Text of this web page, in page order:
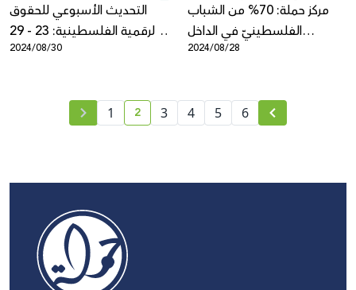
التحديث الأسبوعي للحقوق
الرقمية الفلسطينية: 23 - 29
آب
2024/08/30
مركز حملة: 70% من الشباب
الفلسطينيّ في الداخل
يمارسون الرقابة الذاتيّة على
2024/08/28
1 current page number
2 3 4 5 6